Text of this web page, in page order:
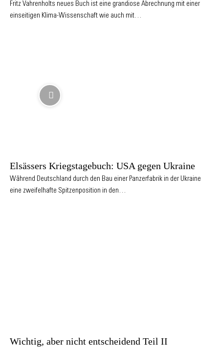
Fritz Vahrenholts neues Buch ist eine grandiose Abrechnung mit einer
einseitigen Klima-Wissenschaft wie auch mit…
Elsässers Kriegstagebuch: USA gegen Ukraine
Während Deutschland durch den Bau einer Panzerfabrik in der Ukraine
eine zweifelhafte Spitzenposition in den…
Wichtig, aber nicht entscheidend Teil II